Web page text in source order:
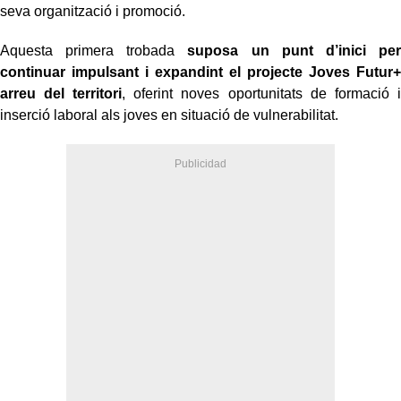
seva organització i promoció.
Aquesta primera trobadasuposa un punt d’inici per
continuar impulsant i expandint el projecte Joves Futur+
arreu del territori, oferint noves oportunitats de formació i
inserció laboral als joves en situació de vulnerabilitat.